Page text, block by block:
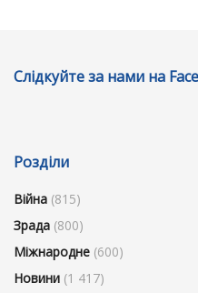
Слідкуйте за нами на
Розділи
Війна (815)
Зрада (800)
Міжнародне (600)
Новини (1 417)